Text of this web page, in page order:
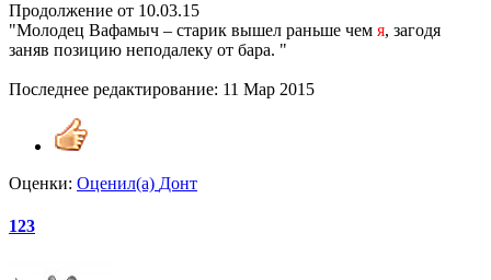
Продолжение от 10.03.15
"Молодец Вафамыч – старик вышел раньше чем я, загодя
заняв позицию неподалеку от бара. "
Последнее редактирование: 11 Мар 2015
Оценки: Оценил(а) Донт
123